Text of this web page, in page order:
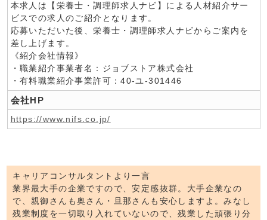
本求人は【栄養士・調理師求人ナビ】による人材紹介サー
ビスでの求人のご紹介となります。
応募いただいた後、栄養士・調理師求人ナビからご案内を
差し上げます。
《紹介会社情報》
・職業紹介事業者名：ジョブストア株式会社
・有料職業紹介事業許可：40-ユ-301446
会社HP
https://www.nifs.co.jp/
キャリアコンサルタントより一言
業界最大手の企業ですので、安定感抜群。大手企業なの
で、親御さんも奥さん・旦那さんも安心しますよ。みなし
残業制度を一切取り入れていないので、残業した頑張り分